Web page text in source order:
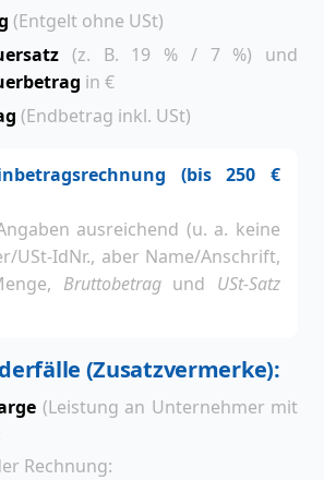
(Entgelt ohne USt)
(z. B. 19 % / 7 %) und
in €
(Endbetrag inkl. USt)
(bis 250 €
ausreichend (u. a. keine
USt-IdNr., aber Name/Anschrift,
Bruttobetragund USt-Satz
(Zusatzvermerke):
(Leistung an Unternehmer mit
Rechnung: